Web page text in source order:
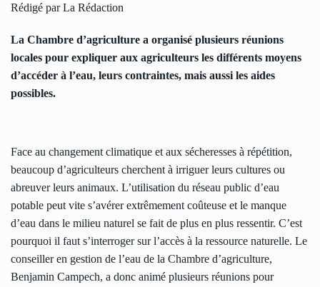
Rédigé par La Rédaction
La Chambre d’agriculture a organisé plusieurs réunions
locales pour expliquer aux agriculteurs les différents moyens
d’accéder à l’eau, leurs contraintes, mais aussi les aides
possibles.
Face au changement climatique et aux sécheresses à répétition,
beaucoup d’agriculteurs cherchent à irriguer leurs cultures ou
abreuver leurs animaux. L’utilisation du réseau public d’eau
potable peut vite s’avérer extrêmement coûteuse et le manque
d’eau dans le milieu naturel se fait de plus en plus ressentir. C’est
pourquoi il faut s’interroger sur l’accès à la ressource naturelle. Le
conseiller en gestion de l’eau de la Chambre d’agriculture,
Benjamin Campech, a donc animé plusieurs réunions pour